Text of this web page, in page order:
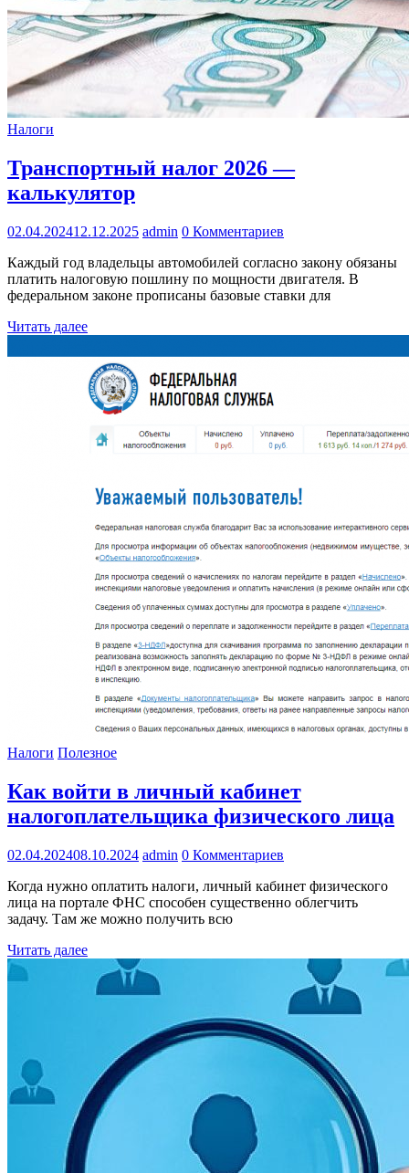
Налоги
Транспортный налог 2026 —
калькулятор
02.04.202412.12.2025 admin 0 Комментариев
Каждый год владельцы автомобилей согласно закону обязаны
платить налоговую пошлину по мощности двигателя. В
федеральном законе прописаны базовые ставки для
Читать далее
Налоги Полезное
Как войти в личный кабинет
налогоплательщика физического лица
02.04.202408.10.2024 admin 0 Комментариев
Когда нужно оплатить налоги, личный кабинет физического
лица на портале ФНС способен существенно облегчить
задачу. Там же можно получить всю
Читать далее